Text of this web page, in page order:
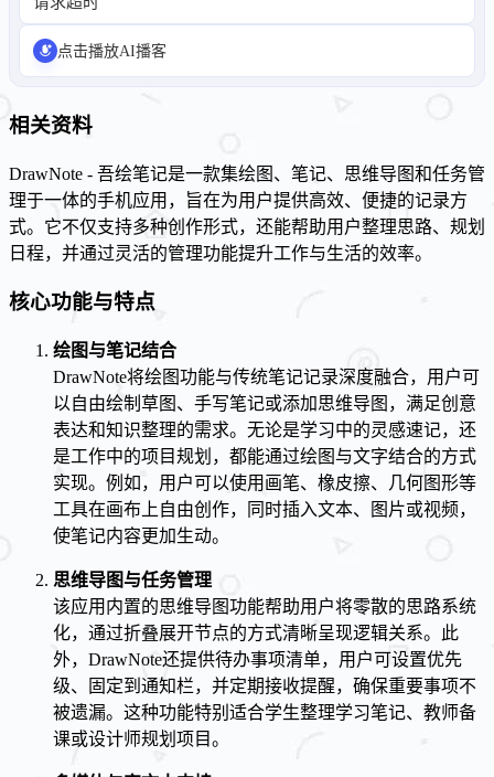
点击播放AI播客
相关资料
DrawNote - 吾绘笔记是一款集绘图、笔记、思维导图和任务管
理于一体的手机应用，旨在为用户提供高效、便捷的记录方
式。它不仅支持多种创作形式，还能帮助用户整理思路、规划
日程，并通过灵活的管理功能提升工作与生活的效率。
核心功能与特点
绘图与笔记结合
DrawNote将绘图功能与传统笔记记录深度融合，用户可
以自由绘制草图、手写笔记或添加思维导图，满足创意
表达和知识整理的需求。无论是学习中的灵感速记，还
是工作中的项目规划，都能通过绘图与文字结合的方式
实现。例如，用户可以使用画笔、橡皮擦、几何图形等
工具在画布上自由创作，同时插入文本、图片或视频，
使笔记内容更加生动。
思维导图与任务管理
该应用内置的思维导图功能帮助用户将零散的思路系统
化，通过折叠展开节点的方式清晰呈现逻辑关系。此
外，DrawNote还提供待办事项清单，用户可设置优先
级、固定到通知栏，并定期接收提醒，确保重要事项不
被遗漏。这种功能特别适合学生整理学习笔记、教师备
课或设计师规划项目。